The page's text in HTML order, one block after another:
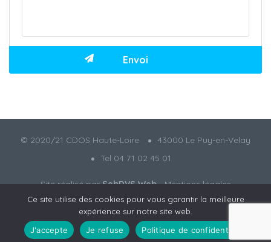
© 2020/21 CDOS Haute-Loire
43000 Le Puy-en-Velay
Tel 04 71 02 45 01
Site réalisé parSebDVS Web-Mentions légales
Ce site utilise des cookies pour vous garantir la meilleure
expérience sur notre site web.
J'accepte
Je refuse Politique de confidentialité